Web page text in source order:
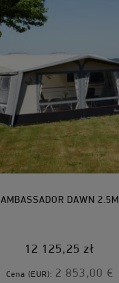
AMBASSADOR DAWN 2.5M
12 125,25 zł
Cena (EUR): 2 853,00 €